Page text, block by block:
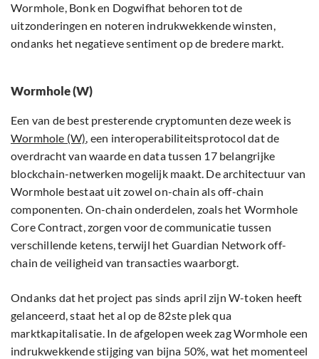
Wormhole, Bonk en Dogwifhat behoren tot de
uitzonderingen en noteren indrukwekkende winsten,
ondanks het negatieve sentiment op de bredere markt.
Wormhole (W)
Een van de best presterende cryptomunten deze week is
Wormhole (W), een interoperabiliteitsprotocol dat de
overdracht van waarde en data tussen 17 belangrijke
blockchain-netwerken mogelijk maakt. De architectuur van
Wormhole bestaat uit zowel on-chain als off-chain
componenten. On-chain onderdelen, zoals het Wormhole
Core Contract, zorgen voor de communicatie tussen
verschillende ketens, terwijl het Guardian Network off-
chain de veiligheid van transacties waarborgt.
Ondanks dat het project pas sinds april zijn W-token heeft
gelanceerd, staat het al op de 82ste plek qua
marktkapitalisatie. In de afgelopen week zag Wormhole een
indrukwekkende stijging van bijna 50%, wat het momenteel